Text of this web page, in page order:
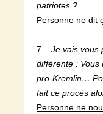
patriotes ?
Personne ne dit
7 – Je vais vous
différente : Vous
pro-Kremlin…
fait ce procès
Personne ne